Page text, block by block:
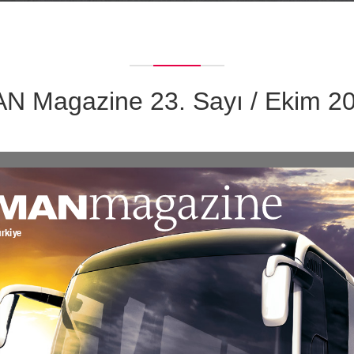
Magazine 23. Sayı / Ekim